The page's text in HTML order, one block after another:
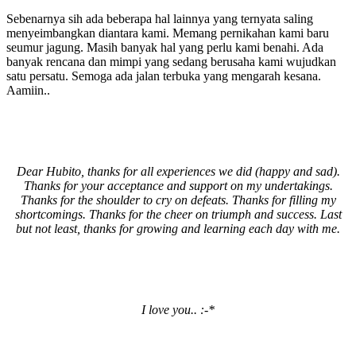
Sebenarnya sih ada beberapa hal lainnya yang ternyata saling
menyeimbangkan diantara kami. Memang pernikahan kami baru
seumur jagung. Masih banyak hal yang perlu kami benahi. Ada
banyak rencana dan mimpi yang sedang berusaha kami wujudkan
satu persatu. Semoga ada jalan terbuka yang mengarah kesana.
Aamiin..
Dear Hubito, thanks for all experiences we did (happy and sad).
Thanks for your acceptance and support on my undertakings.
Thanks for the shoulder to cry on defeats. Thanks for filling my
shortcomings. Thanks for the cheer on triumph and success. Last
but not least, thanks for growing and learning each day with me.
I love you.. :-*